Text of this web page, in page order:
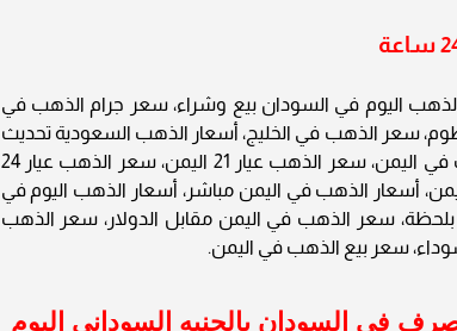
السودان اليوم الإثنين 22/9/2025، سعر الذهب اليوم في السودان بيع وشراء، سعر جرام الذهب في
سعر الذهب في الخليج، أسعار الذهب السعودية تحديث
يومي، أسعار الذهب بالدولار في اليمن، سعر أونصة الذهب في اليمن، سعر الذهب عيار 21 اليمن، سعر الذهب عيار 24
الذهب في اليمن، أسعار الذهب في اليمن مباشر، أسعار الذهب اليوم في
بلحظة، سعر الذهب في اليمن مقابل الدولار، سعر الذهب
سعر بيع الذهب في اليمن.
في السودان بالجنيه السوداني اليوم